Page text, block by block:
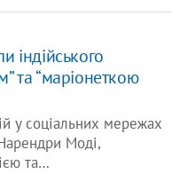
індійського
та “маріонеткою
у соціальних мережах
Моді,
та…